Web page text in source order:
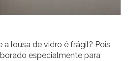
lousa de vidro é frágil? Pois
especialmente para